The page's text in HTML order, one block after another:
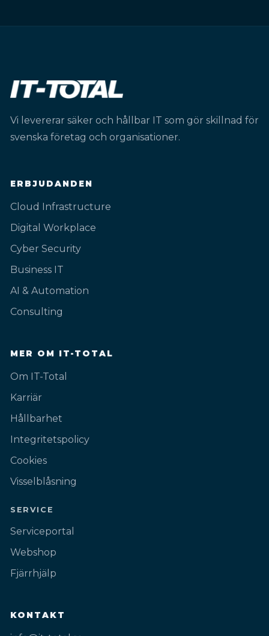
Vi levererar säker och hållbar IT som gör skillnad för
svenska företag och organisationer.
ERBJUDANDEN
Cloud Infrastructure
Digital Workplace
Cyber Security
Business IT
AI & Automation
Consulting
MER OM IT-TOTAL
Om IT-Total
Karriär
Hållbarhet
Integritetspolicy
Cookies
Visselblåsning
SERVICE
Serviceportal
Webshop
Fjärrhjälp
KONTAKT